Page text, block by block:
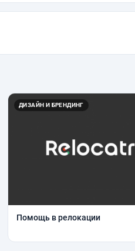
ДИЗАЙН И БРЕНДИНГ
Помощь в релокации